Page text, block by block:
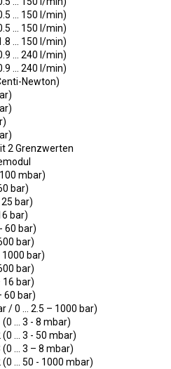
... 150 l/min)
... 150 l/min)
... 150 l/min)
... 240 l/min)
... 240 l/min)
Newton)
2 Grenzwerten
mbar)
bar)
bar)
bar)
60 bar)
bar)
bar)
bar)
bar)
60 bar)
/ 0 ... 2.5 – 1000 bar)
... 3 - 8 mbar)
... 3 - 50 mbar)
... 3 – 8 mbar)
... 50 - 1000 mbar)